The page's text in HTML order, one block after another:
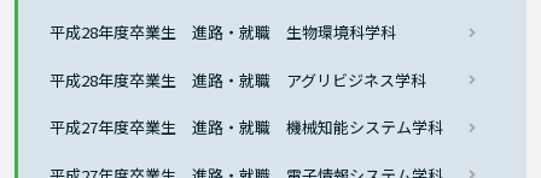
平成28年度卒業生 進路・就職 生物環境科学科
平成28年度卒業生 進路・就職 アグリビジネス学科
平成27年度卒業生 進路・就職 機械知能システム学科